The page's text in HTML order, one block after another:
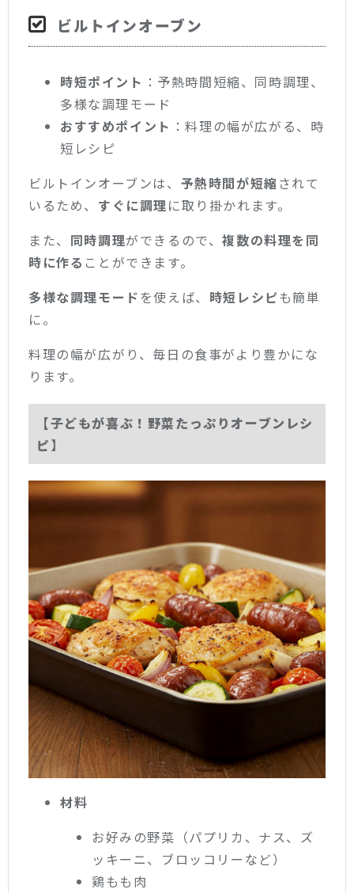
ビルトインオーブン
時短ポイント ：予熱時間短縮、同時調理、
多様な調理モード
おすすめポイント ：料理の幅が広がる、時
短レシピ
ビルトインオーブンは、 予熱時間が短縮 されて
いるため、 すぐに調理に取り掛かれます。
また、 同時調理ができるので、複数の料理を同
時に作る ことができます。
多様な調理モード を使えば、 時短レシピ も簡単
に。
料理の幅が広がり、毎日の食事がより豊かにな
ります。
【子どもが喜ぶ！野菜たっぷりオーブンレシ
ピ】
材料
お好みの野菜（パプリカ、ナス、ズ
ッキーニ、ブロッコリーなど）
鶏もも肉